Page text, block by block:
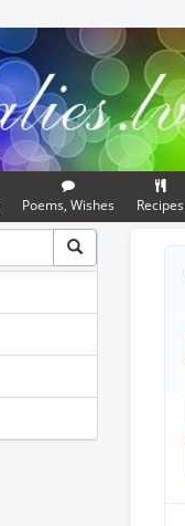
Poems, Wishes Recipes